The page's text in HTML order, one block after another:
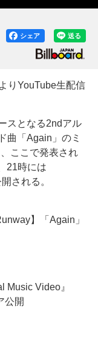
送る
シェア
りYouTube生配信
スとなる2ndアル
曲「Again」のミ
ここで発表され
21時には
される。
】「Again」
Music Video』
公開